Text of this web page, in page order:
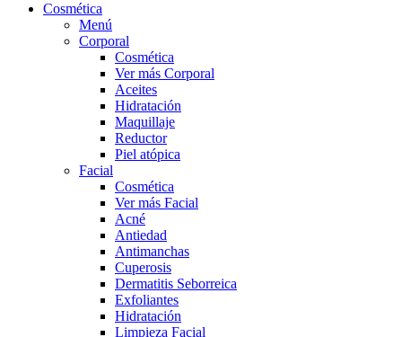
Cosmética
Menú
Corporal
Cosmética
Ver más Corporal
Aceites
Hidratación
Maquillaje
Reductor
Piel atópica
Facial
Cosmética
Ver más Facial
Acné
Antiedad
Antimanchas
Cuperosis
Dermatitis Seborreica
Exfoliantes
Hidratación
Limpieza Facial